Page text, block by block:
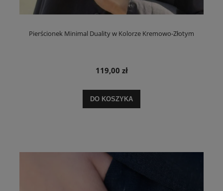
Pierścionek Minimal Duality w Kolorze Kremowo-Złotym
119,00 zł
DO KOSZYKA